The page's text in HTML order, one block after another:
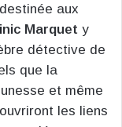
aux
Marquet y
détective de
que la
et même
les liens